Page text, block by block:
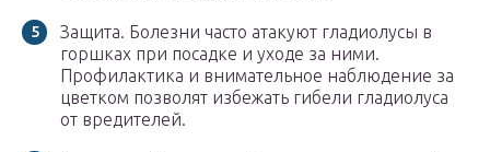
Защита. Болезни часто атакуют гладиолусы в
горшках при посадке и уходе за ними.
Профилактика и внимательное наблюдение за
цветком позволят избежать гибели гладиолуса
от вредителей.